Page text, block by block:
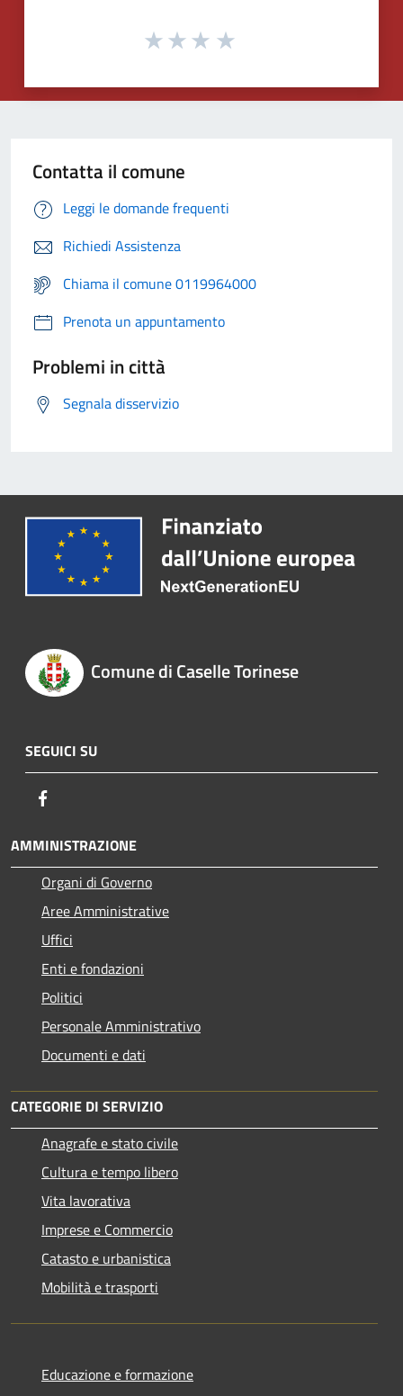
Contatta il comune
Leggi le domande frequenti
Richiedi Assistenza
Chiama il comune 0119964000
Prenota un appuntamento
Problemi in città
Segnala disservizio
Comune di Caselle Torinese
SEGUICI SU
AMMINISTRAZIONE
Organi di Governo
Aree Amministrative
Uffici
Enti e fondazioni
Politici
Personale Amministrativo
Documenti e dati
CATEGORIE DI SERVIZIO
Anagrafe e stato civile
Cultura e tempo libero
Vita lavorativa
Imprese e Commercio
Catasto e urbanistica
Mobilità e trasporti
Educazione e formazione